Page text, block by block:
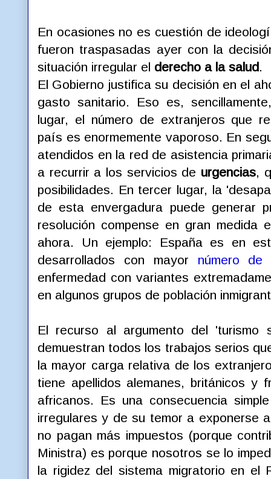
En ocasiones no es cuestión de
fueron traspasadas ayer con la
situación irregular el derecho a la salud.
El Gobierno justifica su decisión en el
gasto sanitario. Eso es,
lugar, el número de extranjeros que
país es enormemente vaporoso. En
atendidos en la red de asistencia
a recurrir a los servicios de urgencias,
posibilidades. En tercer lugar, la
de esta envergadura puede generar
resolución compense en gran medida
ahora. Un ejemplo: España es en
desarrollados con mayor número
enfermedad con variantes
en algunos grupos de población
El recurso al argumento del 'turismo
demuestran todos los trabajos serios
la mayor carga relativa de los
tiene apellidos alemanes, británicos y
africanos. Es una consecuencia
irregulares y de su temor a exponerse
no pagan más impuestos (porque
Ministra) es porque nosotros se lo
la rigidez del sistema migratorio en el